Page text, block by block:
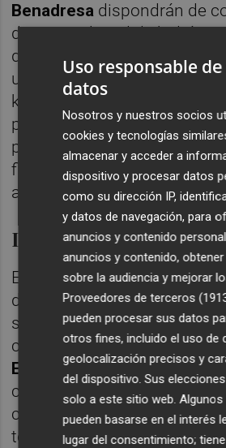
Benadresa dispondrán de
directas a la red de
de la infraestructura, 22,3
ubicarán en Onda, 3,4
kilómetros en Vila-real. El
por Redexis sitúa el inicio de
próximo año, con el objetivo
finalizadas en 2028. La
asciende a 3.228.276 euros.
La planta de
En paralelo, Smartenergy
de producción en la calle
sobre una parcela de
cuadrados situada junto a la
Equipe Cerámicas. La
con un electrolizador de 100
con capacidad para producir
toneladas anuales de
Uso responsable de
datos
Nosotros y nuestros socios
cookies y tecnologías
almacenar y acceder a
dispositivo y procesar datos
como su dirección IP,
y datos de navegación, para
anuncios y contenido
anuncios y contenido,
sobre la audiencia y mejorar
Proveedores de terceros
pueden procesar sus datos
otros fines, incluido el uso de
geolocalización precisos y
del dispositivo. Sus
solo a este sitio web.
pueden basarse en el interés
lugar del consentimiento;